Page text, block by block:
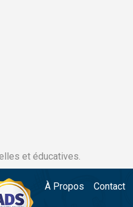
et éducatives.
À Propos Contact